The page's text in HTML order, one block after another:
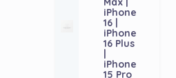
iPhone
16 |
iPhone
16 Plus
|
iPhone
15 Pro